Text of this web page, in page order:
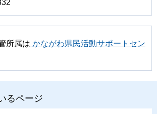
所属は かながわ県民活動サポートセン
るページ